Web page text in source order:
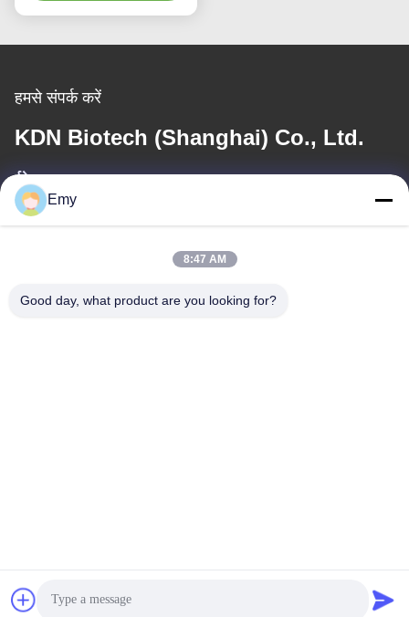
हमसे संपर्क करें
KDN Biotech (Shanghai) Co., Ltd.
ईमेल
Emy
8:47 AM
Good day, what product are you looking for?